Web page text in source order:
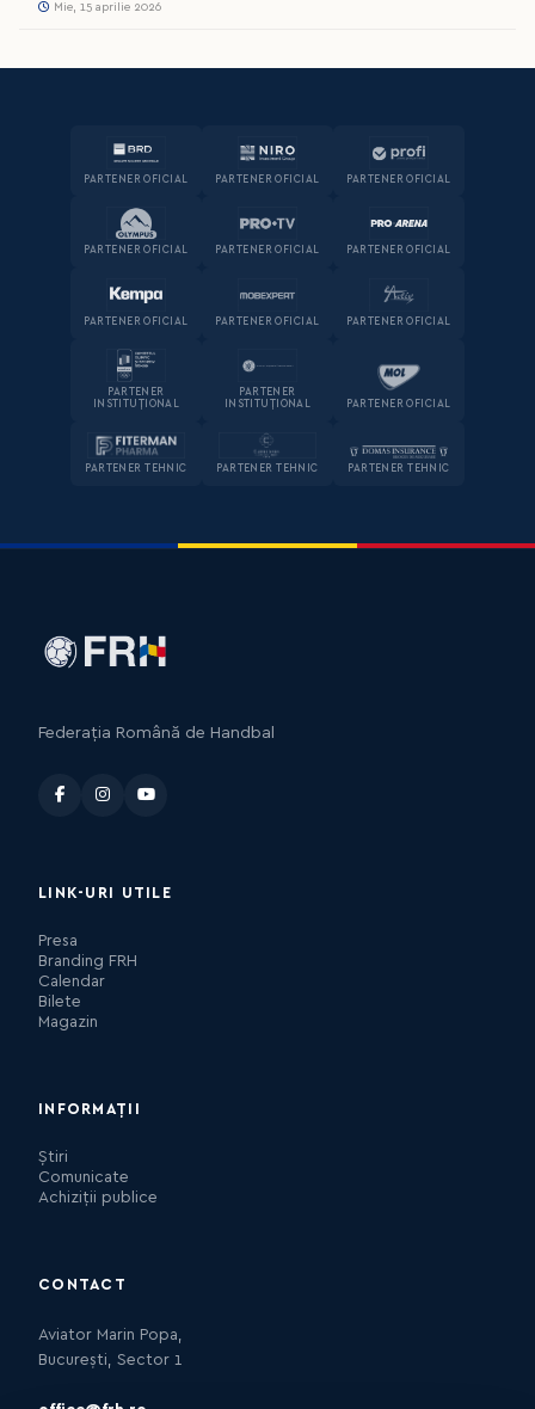
Mie, 15 aprilie 2026
PARTENER OFICIAL PARTENER OFICIAL PARTENER OFICIAL
PARTENER OFICIAL PARTENER OFICIAL PARTENER OFICIAL
PARTENER OFICIAL PARTENER OFICIAL PARTENER OFICIAL
PARTENER
INSTITUȚIONAL
PARTENER
INSTITUȚIONAL
PARTENER OFICIAL
PARTENER TEHNIC PARTENER TEHNIC PARTENER TEHNIC
Federația Română de Handbal
LINK-URI UTILE
Presa
Branding FRH
Calendar
Bilete
Magazin
INFORMAȚII
Știri
Comunicate
Achiziții publice
CONTACT
Aviator Marin Popa,
București, Sector 1